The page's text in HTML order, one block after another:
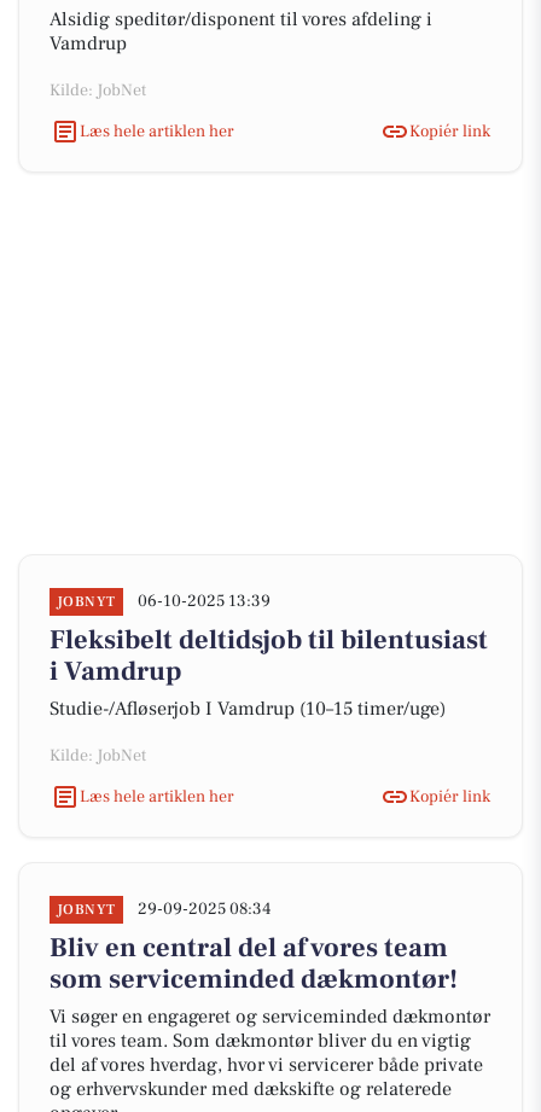
Alsidig speditør/disponent til vores afdeling i
Vamdrup
Kilde: JobNet
Læs hele artiklen her
Kopiér link
JOBNYT 06-10-2025 13:39
Fleksibelt deltidsjob til bilentusiast
i Vamdrup
Studie-/Afløserjob I Vamdrup (10–15 timer/uge)
Kilde: JobNet
Læs hele artiklen her
Kopiér link
JOBNYT 29-09-2025 08:34
Bliv en central del af vores team
som serviceminded dækmontør!
Vi søger en engageret og serviceminded dækmontør
til vores team. Som dækmontør bliver du en vigtig
del af vores hverdag, hvor vi servicerer både private
og erhvervskunder med dækskifte og relaterede